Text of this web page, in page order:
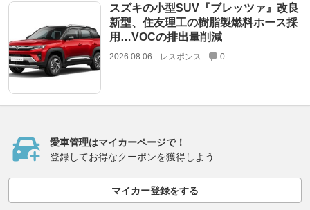
スズキの小型SUV『ブレッツァ』改良
新型、住友理工の樹脂製燃料ホース採
用…VOCの排出量削減
2026.08.06 レスポンス 0
愛車管理はマイカーページで！
登録してお得なクーポンを獲得しよう
マイカー登録をする